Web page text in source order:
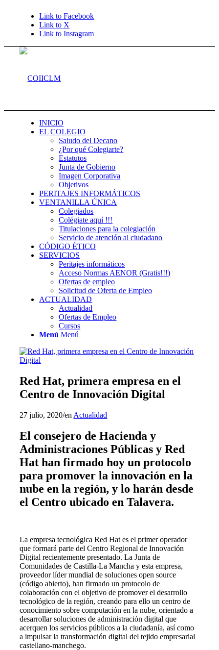
Link to Facebook
Link to X
Link to Instagram
INICIO
EL COLEGIO
Saludo del Decano
¿Por qué Colegiarte?
Estatutos
Junta de Gobierno
Imagen Corporativa
Objetivos
PERITAJES INFORMÁTICOS
VENTANILLA ÚNICA
Colegiados
Colégiate aquí !!!
Titulaciones para la colegiación
Servicio de atención al ciudadano
CÓDIGO ÉTICO
SERVICIOS
Peritajes informáticos
Acceso Normas AENOR (Gratis!!!)
Ofertas de empleo
Solicitud de Oferta de Empleo
ACTUALIDAD
Actualidad
Ofertas de Empleo
Cursos
Menú Menú
Red Hat, primera empresa en el
Centro de Innovación Digital
27 julio, 2020/en Actualidad
El consejero de Hacienda y
Administraciones Públicas y Red
Hat han firmado hoy un protocolo
para promover la innovación en la
nube en la región, y lo harán desde
el Centro ubicado en Talavera.
La empresa tecnológica Red Hat es el primer operador
que formará parte del Centro Regional de Innovación
Digital recientemente presentado. La Junta de
Comunidades de Castilla-La Mancha y esta empresa,
proveedor líder mundial de soluciones open source
(código abierto), han firmado un protocolo de
colaboración con el objetivo de promover el desarrollo
tecnológico de la región, creando para ello un centro de
conocimiento sobre computación en la nube, orientado a
desarrollar soluciones de administración digital que
acerquen los servicios públicos a la ciudadanía, así como
a impulsar la transformación digital del tejido empresarial
castellano-manchego.